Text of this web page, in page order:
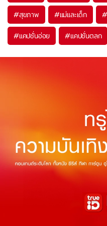
#สุขภาพ #แม่และเด็ก #
#แคปชั่นอ่อย #แคปชั่นตลก